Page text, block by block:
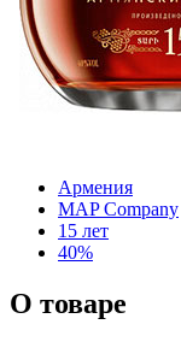
Армения
MAP Company
15 лет
40%
О товаре